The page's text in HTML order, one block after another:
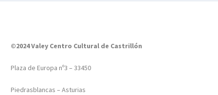
©2024 Valey Centro Cultural de Castrillón
Plaza de Europa nº3 – 33450
Piedrasblancas – Asturias